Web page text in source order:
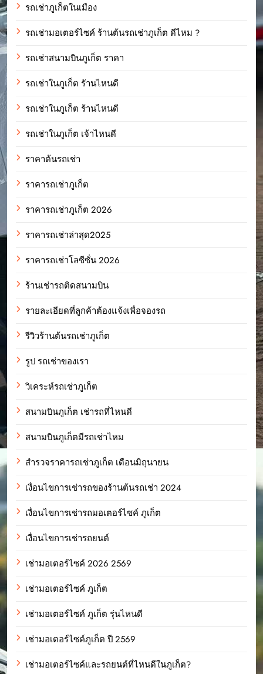
รถเช่าภูเก็ตในเมือง
รถเช่ามอเตอร์ไซค์ ร้านต้นรถเช่าภูเก็ต ดีไหม ?
รถเช่าสนามบินภูเก็ต ราคา
รถเช่าในภูเก็ต รัานไหนดี
รถเช่าในภูเก็ต ร้านไหนดี
รถเช่าในภูเก็ต เจ้าไหนดี
ราคาต้นรถเช่า
ราคารถเช่าภูเก็ต
ราคารถเช่าภูเก็ต 2026
ราคารถเช่าล่าสุด2025
ราคารถเช่าโลซีซั่น 2026
ร้านเช่ารถติดสนามบิน
รายละเอียดที่ลูกค้าต้องแจ้งเพื่อจองรถ
รีวิวร้านต้นรถเช่าภูเก็ต
รูป รถเช่าของเรา
วิเคระห์รถเช่าภูเก็ต
สนามบินภูเก็ต เช่ารถที่ไหนดี
สนามบินภูเก็ตมีรถเช่าไหม
สำรวจราคารถเช่าภูเก็ต เดือนมิถุนายน
เงื่อนไขการเช่ารถของร้านต้นรถเช่า 2024
เงื่อนไขการเช่ารถมอเตอร์ไซค์ ภูเก็ต
เงื่อนไขการเช่ารถยนต์
เช่ามอเตอร์ไซค์ 2026 2569
เช่ามอเตอร์ไซค์ ภูเก็ต
เช่ามอเตอร์ไซค์ ภูเก็ต รุ่นไหนดี
เช่ามอเตอร์ไซค์ภูเก็ต ปี 2569
เช่ามอเตอร์ไซค์และรถยนต์ที่ไหนดีในภูเก็ต?